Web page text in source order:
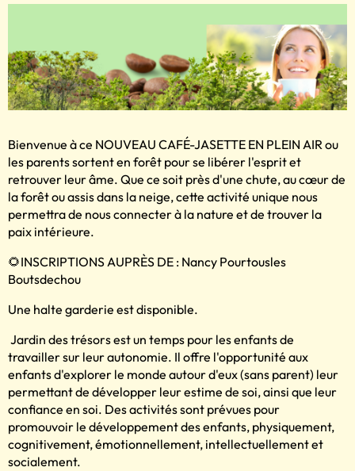
Bienvenue à ce NOUVEAU CAFÉ-JASETTE EN PLEIN AIR ou
les parents sortent en forêt pour se libérer l'esprit et
retrouver leur âme. Que ce soit près d'une chute, au cœur de
la forêt ou assis dans la neige, cette activité unique nous
permettra de nous connecter à la nature et de trouver la
paix intérieure.
🌻INSCRIPTIONS AUPRÈS DE : Nancy Pourtousles
Boutsdechou
Une halte garderie est disponible.
Jardin des trésors est un temps pour les enfants de
travailler sur leur autonomie. Il offre l'opportunité aux
enfants d'explorer le monde autour d'eux (sans parent) leur
permettant de développer leur estime de soi, ainsi que leur
confiance en soi. Des activités sont prévues pour
promouvoir le développement des enfants, physiquement,
cognitivement, émotionnellement, intellectuellement et
socialement.